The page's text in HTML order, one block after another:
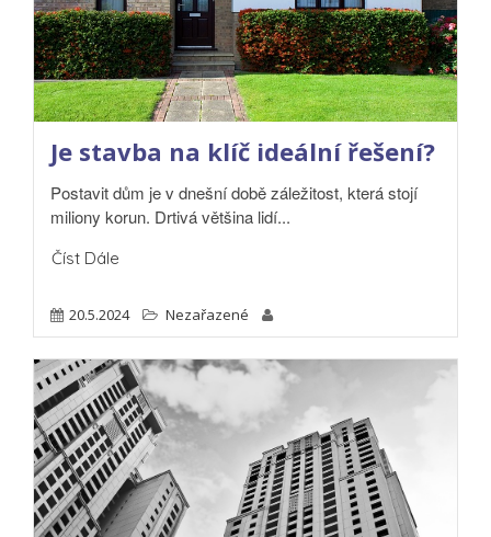
Je stavba na klíč ideální řešení?
Postavit dům je v dnešní době záležitost, která stojí
miliony korun. Drtivá většina lidí...
Číst Dále
20.5.2024 Nezařazené